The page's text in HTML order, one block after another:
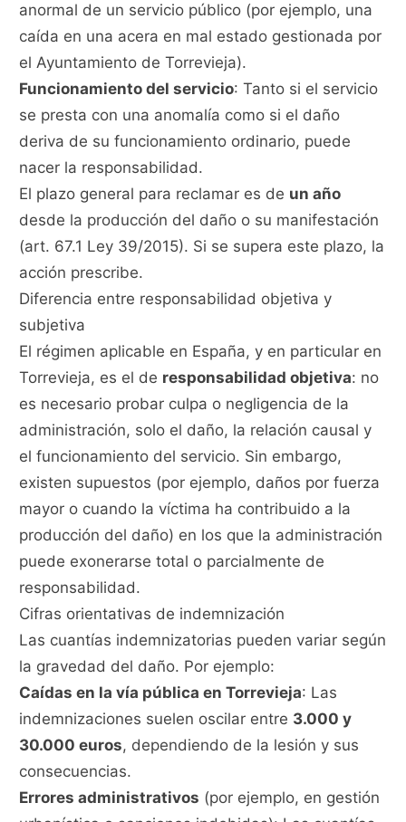
anormal de un servicio público (por ejemplo, una
caída en una acera en mal estado gestionada por
el Ayuntamiento de Torrevieja).
Funcionamiento del servicio: Tanto si el servicio
se presta con una anomalía como si el daño
deriva de su funcionamiento ordinario, puede
nacer la responsabilidad.
El plazo general para reclamar es de un año
desde la producción del daño o su manifestación
(art. 67.1 Ley 39/2015). Si se supera este plazo, la
acción prescribe.
Diferencia entre responsabilidad objetiva y
subjetiva
El régimen aplicable en España, y en particular en
Torrevieja, es el de responsabilidad objetiva: no
es necesario probar culpa o negligencia de la
administración, solo el daño, la relación causal y
el funcionamiento del servicio. Sin embargo,
existen supuestos (por ejemplo, daños por fuerza
mayor o cuando la víctima ha contribuido a la
producción del daño) en los que la administración
puede exonerarse total o parcialmente de
responsabilidad.
Cifras orientativas de indemnización
Las cuantías indemnizatorias pueden variar según
la gravedad del daño. Por ejemplo:
Caídas en la vía pública en Torrevieja: Las
indemnizaciones suelen oscilar entre 3.000 y
30.000 euros, dependiendo de la lesión y sus
consecuencias.
Errores administrativos (por ejemplo, en gestión